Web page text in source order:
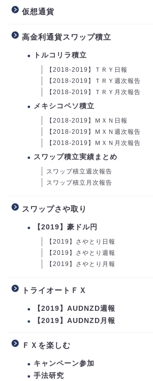
仮想通貨
高金利通貨スワップ積立
トルコリラ積立
【2018-2019】ＴＲＹ日報
【2018-2019】ＴＲＹ週次報告
【2018-2019】ＴＲＹ月次報告
メキシコペソ積立
【2018-2019】ＭＸＮ日報
【2018-2019】ＭＸＮ週次報告
【2018-2019】ＭＸＮ月次報告
スワップ積立実績まとめ
スワップ積立週次報告
スワップ積立月次報告
スワップさや取り
【2019】豪ドル円
【2019】さやとり日報
【2019】さやとり週報
【2019】さやとり月報
トライオートＦＸ
【2019】AUDNZD週報
【2019】AUDNZD月報
ＦＸを楽しむ
キャンペーン参加
手法研究